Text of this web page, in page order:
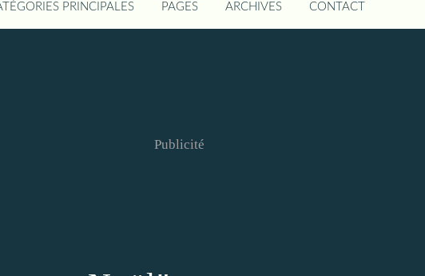
PRINCIPALES PAGES ARCHIVES CONTACT
Publicité